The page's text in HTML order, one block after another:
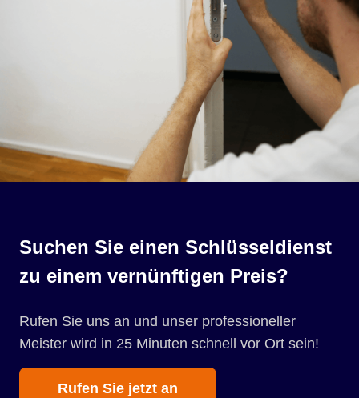
Suchen Sie einen Schlüsseldienst
zu einem vernünftigen Preis?
Rufen Sie uns an und unser professioneller
Meister wird in 25 Minuten schnell vor Ort sein!
Rufen Sie jetzt an